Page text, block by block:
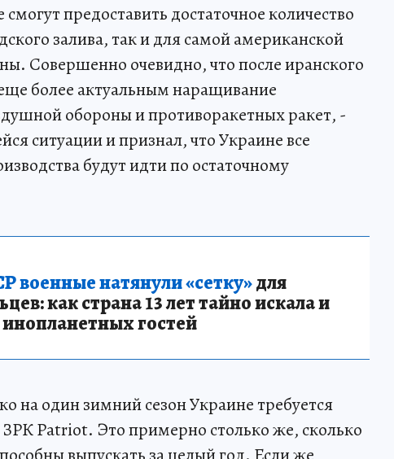
предоставить достаточное количество
залива, так и для самой американской
Совершенно очевидно, что после иранского
более актуальным наращивание
обороны и противоракетных ракет, -
ситуации и признал, что Украине все
будут идти по остаточному
военные натянули «сетку»для
как страна 13 лет тайно искала и
инопланетных гостей
на один зимний сезон Украине требуется
ЗРК Patriot. Это примерно столько же, сколько